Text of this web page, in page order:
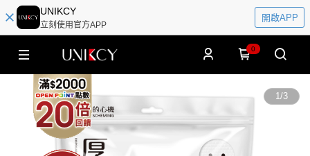
UNIKCY
立刻使用官方APP
開啟APP
0
1/3